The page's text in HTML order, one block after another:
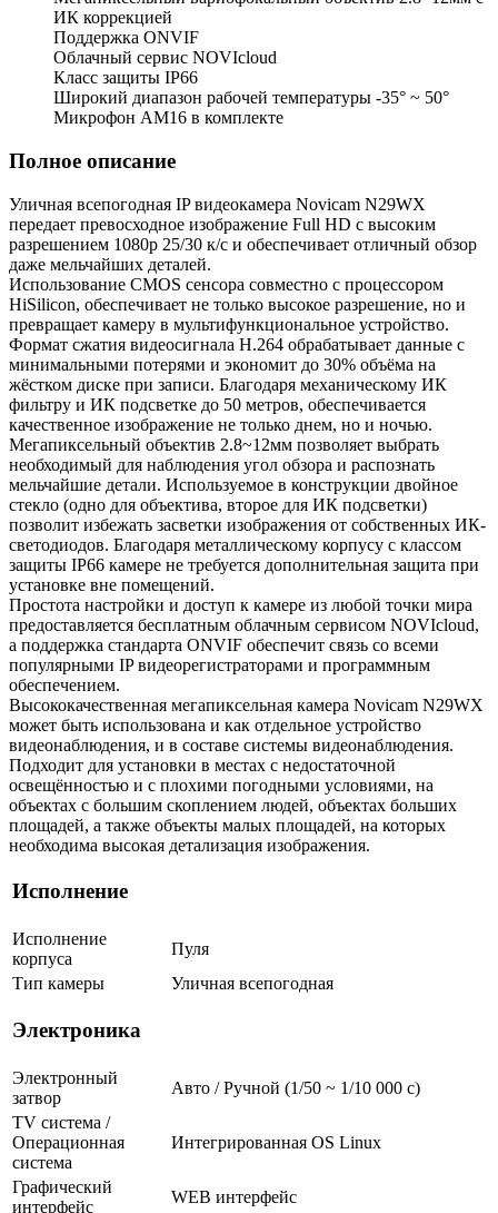
ИК коррекцией
Поддержка ONVIF
Облачный сервис NOVIcloud
Класс защиты IP66
Широкий диапазон рабочей температуры -35° ~ 50°
Микрофон AM16 в комплекте
Полное описание
Уличная всепогодная IP видеокамера Novicam N29WX
передает превосходное изображение Full HD с высоким
разрешением 1080p 25/30 к/с и обеспечивает отличный обзор
даже мельчайших деталей.
Использование CMOS сенсора совместно с процессором
HiSilicon, обеспечивает не только высокое разрешение, но и
превращает камеру в мультифункциональное устройство.
Формат сжатия видеосигнала H.264 обрабатывает данные с
минимальными потерями и экономит до 30% объёма на
жёстком диске при записи. Благодаря механическому ИК
фильтру и ИК подсветке до 50 метров, обеспечивается
качественное изображение не только днем, но и ночью.
Мегапиксельный объектив 2.8~12мм позволяет выбрать
необходимый для наблюдения угол обзора и распознать
мельчайшие детали. Используемое в конструкции двойное
стекло (одно для объектива, второе для ИК подсветки)
позволит избежать засветки изображения от собственных ИК-
светодиодов. Благодаря металлическому корпусу с классом
защиты IP66 камере не требуется дополнительная защита при
установке вне помещений.
Простота настройки и доступ к камере из любой точки мира
предоставляется бесплатным облачным сервисом NOVIcloud,
а поддержка стандарта ONVIF обеспечит связь со всеми
популярными IP видеорегистраторами и программным
обеспечением.
Высококачественная мегапиксельная камера Novicam N29WX
может быть использована и как отдельное устройство
видеонаблюдения, и в составе системы видеонаблюдения.
Подходит для установки в местах с недостаточной
освещённостью и с плохими погодными условиями, на
объектах с большим скоплением людей, объектах больших
площадей, а также объекты малых площадей, на которых
необходима высокая детализация изображения.
Исполнение
Исполнение
корпуса
Пуля
Тип камеры
Уличная всепогодная
Электроника
Электронный
затвор
Авто / Ручной (1/50 ~ 1/10 000 с)
TV система /
Операционная
система
Интегрированная OS Linux
Графический
интерфейс
WEB интерфейс